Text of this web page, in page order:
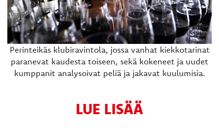
​Perinteikäs klubiravintola, jossa vanhat kiekkotarinat
paranevat kaudesta toiseen, sekä kokeneet ja uudet
kumppanit analysoivat peliä ja jakavat kuulumisia.
LUE LISÄÄ